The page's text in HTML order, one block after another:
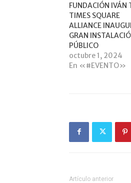
FUNDACIÓN IVÁN
TIMES SQUARE
ALLIANCE
GRAN
PÚBLICO
octubre 1, 2024
En «#EVENTO»
Artículo anterior